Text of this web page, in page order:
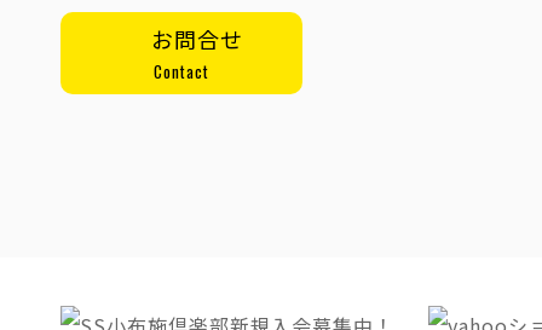
お問合せ
Contact